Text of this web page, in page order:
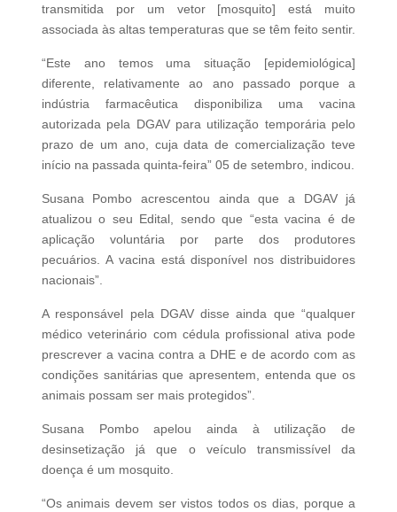
transmitida por um vetor [mosquito] está muito
associada às altas temperaturas que se têm feito sentir.
“Este ano temos uma situação [epidemiológica]
diferente, relativamente ao ano passado porque a
indústria farmacêutica disponibiliza uma vacina
autorizada pela DGAV para utilização temporária pelo
prazo de um ano, cuja data de comercialização teve
início na passada quinta-feira” 05 de setembro, indicou.
Susana Pombo acrescentou ainda que a DGAV já
atualizou o seu Edital, sendo que “esta vacina é de
aplicação voluntária por parte dos produtores
pecuários. A vacina está disponível nos distribuidores
nacionais”.
A responsável pela DGAV disse ainda que “qualquer
médico veterinário com cédula profissional ativa pode
prescrever a vacina contra a DHE e de acordo com as
condições sanitárias que apresentem, entenda que os
animais possam ser mais protegidos”.
Susana Pombo apelou ainda à utilização de
desinsetização já que o veículo transmissível da
doença é um mosquito.
“Os animais devem ser vistos todos os dias, porque a